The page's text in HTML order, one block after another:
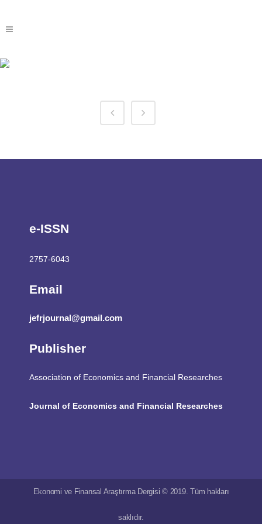
e-ISSN
2757-6043
Email
jefrjournal@gmail.com
Publisher
Association of Economics and Financial Researches
Journal of Economics and Financial Researches
Ekonomi ve Finansal Araştırma Dergisi © 2019. Tüm hakları
saklıdır.